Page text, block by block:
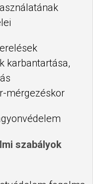
karbantartása,
mérgezéskor
szabályok